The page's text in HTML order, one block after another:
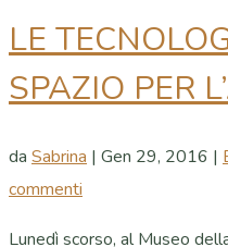
LE
SPAZIO PER
da Sabrina | Gen 29, 2016 |
commenti
Lunedì scorso, al Museo